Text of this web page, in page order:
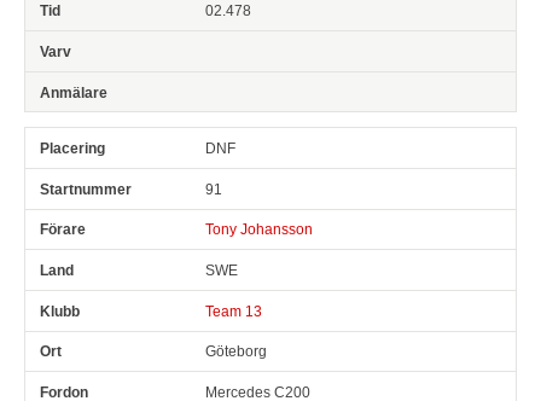
02.478
DNF
91
Tony Johansson
SWE
Team 13
Göteborg
Mercedes C200